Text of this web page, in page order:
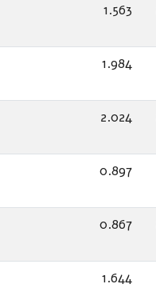
1.563
1.984
2.024
0.897
0.867
1.644